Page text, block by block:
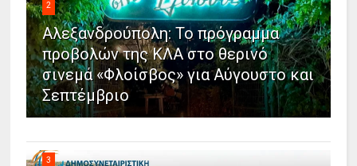
2
Αλεξανδρούπολη: Το πρόγραμμα
προβολών της ΚΛΑ στο θερινό
σινεμά «Φλοίσβος» για Αύγουστο και
Σεπτέμβριο
3